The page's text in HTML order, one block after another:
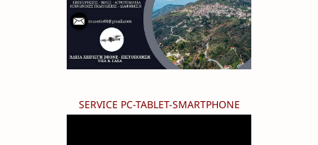
SERVICE PC-TABLET-SMARTPHONE